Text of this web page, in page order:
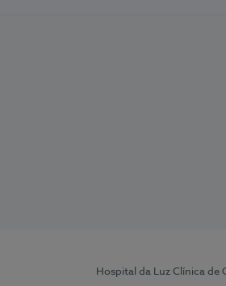
Hospital da Luz Clínica de